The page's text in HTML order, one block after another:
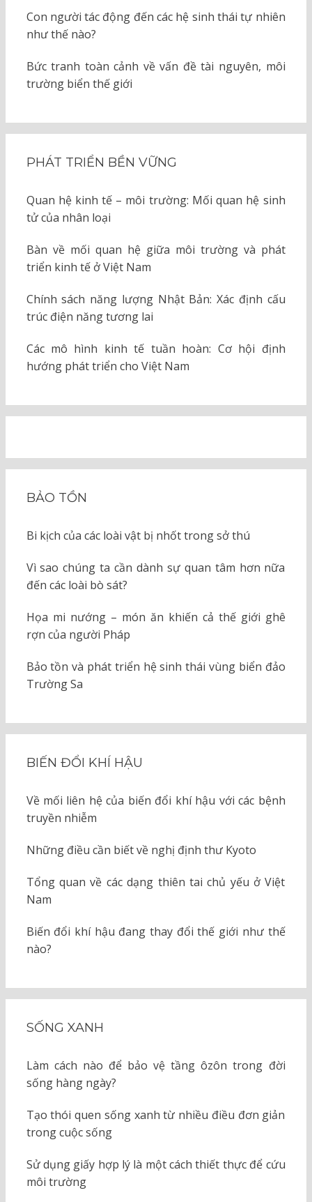
Con người tác động đến các hệ sinh thái tự nhiên
như thế nào?
Bức tranh toàn cảnh về vấn đề tài nguyên, môi
trường biển thế giới
PHÁT TRIỂN BỀN VỮNG
Quan hệ kinh tế – môi trường: Mối quan hệ sinh
tử của nhân loại
Bàn về mối quan hệ giữa môi trường và phát
triển kinh tế ở Việt Nam
Chính sách năng lượng Nhật Bản: Xác định cấu
trúc điện năng tương lai
Các mô hình kinh tế tuần hoàn: Cơ hội định
hướng phát triển cho Việt Nam
BẢO TỒN
Bi kịch của các loài vật bị nhốt trong sở thú
Vì sao chúng ta cần dành sự quan tâm hơn nữa
đến các loài bò sát?
Họa mi nướng – món ăn khiến cả thế giới ghê
rợn của người Pháp
Bảo tồn và phát triển hệ sinh thái vùng biển đảo
Trường Sa
BIẾN ĐỔI KHÍ HẬU
Về mối liên hệ của biến đổi khí hậu với các bệnh
truyền nhiễm
Những điều cần biết về nghị định thư Kyoto
Tổng quan về các dạng thiên tai chủ yếu ở Việt
Nam
Biến đổi khí hậu đang thay đổi thế giới như thế
nào?
SỐNG XANH
Làm cách nào để bảo vệ tầng ôzôn trong đời
sống hàng ngày?
Tạo thói quen sống xanh từ nhiều điều đơn giản
trong cuộc sống
Sử dụng giấy hợp lý là một cách thiết thực để cứu
môi trường